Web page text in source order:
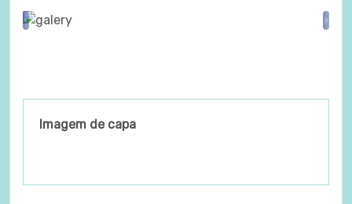
Previous
Imagem de capa